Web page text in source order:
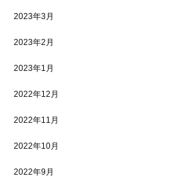
2023年3月
2023年2月
2023年1月
2022年12月
2022年11月
2022年10月
2022年9月